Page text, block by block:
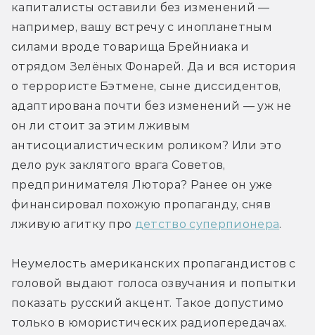
капиталисты оставили без изменений —
например, вашу встречу с инопланетным
силами вроде товарища Брейниака и
отрядом Зелёных Фонарей. Да и вся история
о террористе Бэтмене, сыне диссидентов,
адаптирована почти без изменений — уж не
он ли стоит за этим лживым
антисоциалистическим роликом? Или это
дело рук заклятого врага Советов,
предпринимателя Лютора? Ранее он уже
финансировал похожую пропаганду, сняв
лживую агитку про детство суперпионера.
Неумелость американских пропагандистов с
головой выдают голоса озвучания и попытки
показать русский акцент. Такое допустимо
только в юмористических радиопередачах.